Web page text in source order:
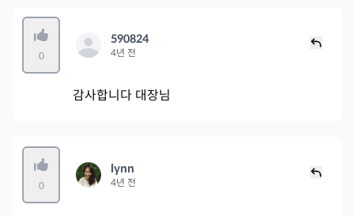
0
590824
4년 전
감사합니다 대장님
0
lynn
4년 전